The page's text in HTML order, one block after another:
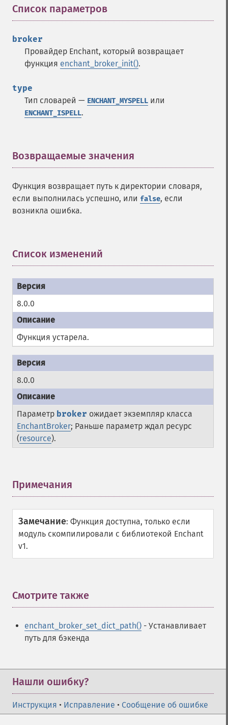
Список параметров
broker
Провайдер Enchant, который возвращает
функция enchant_broker_init().
type
Тип словарей — ENCHANT_MYSPELL или
ENCHANT_ISPELL.
Возвращаемые значения
Функция возвращает путь к директории словаря,
если выполнилась успешно, или false, если
возникла ошибка.
Список изменений
8.0.0
Функция устарела.
8.0.0
Параметр broker ожидает экземпляр класса
EnchantBroker; Раньше параметр ждал ресурс
(resource).
Примечания
Замечание: Функция доступна, только если
модуль скомпилировали с библиотекой Enchant
v1.
Смотрите также
enchant_broker_set_dict_path() - Устанавливает
путь для бэкенда
Нашли ошибку?
Инструкция • Исправление • Сообщение об ошибке